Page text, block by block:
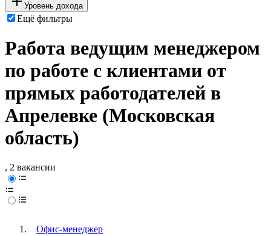
Уровень дохода
Ещё фильтры
Работа ведущим менеджером
по работе с клиентами от
прямых работодателей в
Апрелевке (Московская
область)
, 2 вакансии
Офис-менеджер